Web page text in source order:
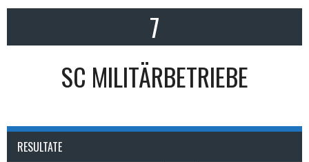
7
SC MILITÄRBETRIEBE
RESULTATE